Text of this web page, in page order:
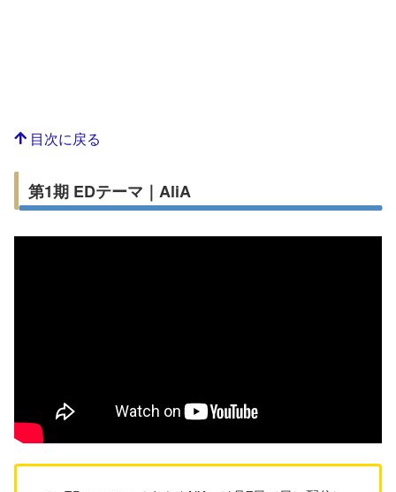
目次に戻る
第1期 EDテーマ｜AliA